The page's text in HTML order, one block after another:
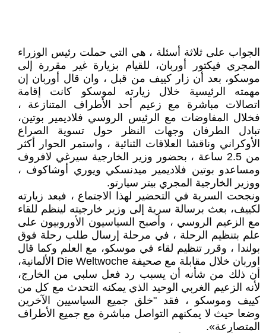
الجواب على ثلاثة أسئلة ، هي التي حملت رئيس الوزراء
المجري فيكتور أوربان، للقيام بزيارة غير مقررة إلى
موسكو، بعد أن زار كييف من قبل ، وان قال أوربان إن
مهمته الرئيسية خلال زيارته لموسكو كانت إقامة
اتصالات مباشرة مع زعيم أحد الأطراف المتنازعة ،
فخلال المفاوضات مع الرئيس الروسي فلاديمير بوتين،
تبادل الطرفان وجهات النظر حول تسوية الصراع
الأوكراني وناقشا العلاقات الثنائية ، واستمر الحوار أكثر
من 2.5 ساعة ، بحضور وزير الخارجية سيرغي لافروف
ومساعدو بوتين فلاديمير ميدنسكي ويوري أوشاكوف ،
ووزير الخارجية المجري بيتر سيارتو.
ونجحت السرية في التحضير لهذا الاجتماع ، فبعد زيارته
لكييف، بعث برسالة سرية إلى وزير خارجيته لينظم للقاء
مع الزعيم الروسي ، وأصبح السياسيون الأوروبيون على
علم بتنظيم الرحلة ، في مرحلة إرسال طلب رحلة فوق
بولندا ، وقرر تنظيم لقاء في موسكو، مع العلم وكما قال
اوربان خلال مقابلة مع صحيفة Die Weltwoche الألمانية،
أن ذلك من شأنه أن يسبب رد فعل سلبي من الخارج،
لأنه الزعيم الغربي الوحيد الذي يمكنه التحدث مع كل من
كييف وموسكو ، فقد "خلق جميع السياسيين الآخرين
وضعا حيث لا يمكنهم التواصل مباشرة مع جميع الأطراف
المتصارعة».